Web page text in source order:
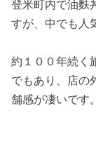
登米町内で油麩
すが、中でも人
約１００年続く
でもあり、店の
舗感が凄いです。